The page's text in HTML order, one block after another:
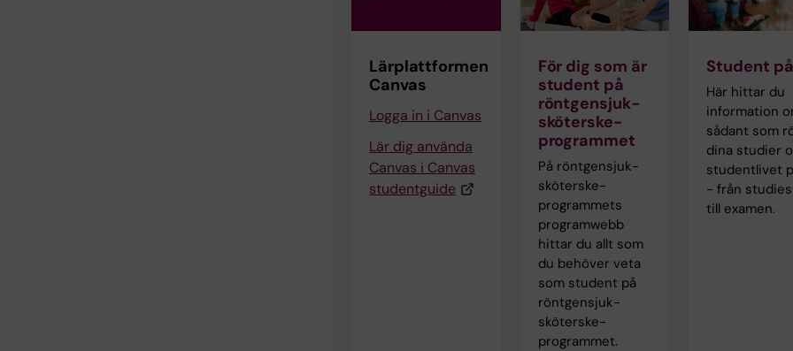
Lärplattformen
Canvas
Logga in i Canvas
Lär dig använda
Canvas i Canvas
studentguide
För dig som är
student på
röntgensjuk­
sköterske­
programmet
På röntgensjuk­
sköterske­
programmets
programwebb
hittar du allt som
du behöver veta
som student på
röntgensjuk­
sköterske­
programmet.
Student
Här hittar du
information
sådant som
dina studier
studentlivet
- från
till examen.